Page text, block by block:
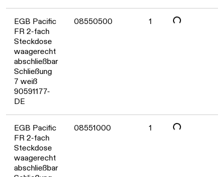
EGB Pacific
FR 2-fach
Steckdose
waagerecht
abschließbar
Schließung
7 weiß
90591177-
DE
08550500 1
EGB Pacific
FR 2-fach
Steckdose
waagerecht
abschließbar
08551000 1